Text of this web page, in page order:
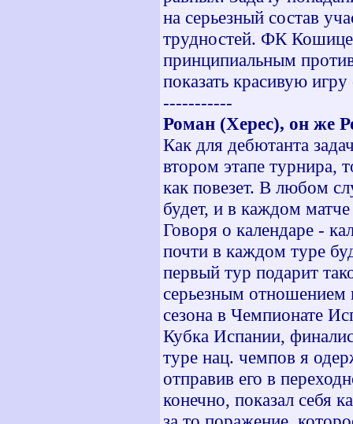
на серьезный состав
трудностей. ФК
принципиальным
показать красивую
-----------
Роман (Херес), он же
Как для дебютанта
втором этапе турнира,
как повезет. В любом
будет, и в каждом
Говоря о календаре -
почти в каждом туре
первый тур подарит
серьезным
сезона в Чемпионате
Кубка Испании,
туре нац. чемпов я
отправив его в
конечно, показал себя